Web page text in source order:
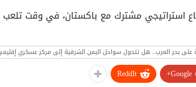
استراتيجي مشترك مع باكستان، في وقت تلعب
بالحرب الإسرائيلية على إيران والتوترات
تعكس اتجاهاً لتحويل السواحل الشرقية لليمن
اتساع نطاق المواجهة البحرية في بحر
على بحر العرب.. هل تتحول سواحل اليمن الشرقية إلى مركز عسكري
Google+
ReddIt